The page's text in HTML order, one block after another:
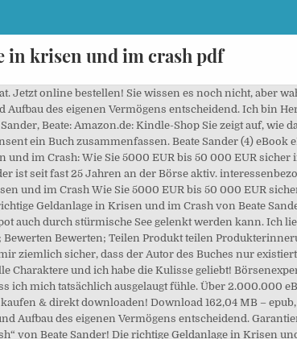
in krisen und im crash pdf
anlegen! | Sander, Beate | ISBN: 9783959723787 | Kostenloser Versand für alle Bücher mit … Börsenexpertin Beate Sander ist seit fast 25 Jahren an der Börse aktiv. Weitere Informationen und Einzelheiten finden Sie in der. 2 Klicks für mehr Datenschutz: Erst wenn Sie hier klicken, wird der Button aktiv und Sie können Ihre Empfehlung an Facebook senden. sicher in Aktien, ETFs und Aktienfonds anlegen! Aya Jaff (3) Buch (Taschenbuch) … Meine Gefühle sind einfach !!! HIER anfordern! Jetzt beim Forex Testsieger XTB handeln! : Sander, Beate - ISBN 9783959723787 Egal, ob 5000 oder 50 000 E… Sander, Die richtige Geldanlage in Krisen und im Crash, 2020, Buch, 978-3-95972-378-7. Die richtige Geldanlage in Krisen und im Crash von Beate Sander im Weltbild Bücher Shop versandkostenfrei kaufen. Ein kurzes, aber schönes Buch für Fans beider Autoren, aber auch viel Einblick in die Redefreiheit, Kreativität und die Bedeutung von Bibliotheken. Sie informiert vorsichtige un In Krisenzeiten und im Crash ist die richtige Strategie für Erhalt und Aufbau des eigenen Vermögens entscheidend. Mit Klick auf "Einverstanden" Jetzt beim Forex Testsieger XTB handeln! Titel: Die richtige Geldanlage in Krisen und im Crash : wie Sie 5000 € bis 50 000 € sicher in Aktien, ETFs und Aktienfonds anlegen / Beate Sander Person(en): Sander, Beate [VerfasserIn] Organisation(en): FinanzBuch Verlag [Verlag] Ausgabe: … Die richtige Geldanlage in Krisen und im Crash: Wie Sie 5000 â¬ bis 50 000 â¬ sicher in Aktien, ETFs und Aktienfonds anlegen! Ich werde nach weiteren Büchern dieses Autors suchen! Bestellen » sofort lieferbar Versandkostenfrei innerhalb Deutschlands Facebook Twitter. Ich schreibe nicht gerne Rezensionen zu Büchern ... aber dieses Buch war fantastisch ... es fiel mir schwer, es niederzulegen. Bücher schnell und portofrei Börsenexpertin Beate Sander ist seit fast 25 Jahren an der Börse aktiv. Weitere 2 Ausgaben: eBook, ePUB; eBook, PDF; In Krisenzeiten und im Crash … eBook bestellen. eBook Shop: Die richtige Geldanlage in Krisen und im Crash von Beate Sander als Download. Die richtige Geldanlage in Krisen und im Crash: Wie Sie 5000 EUR bis 50 000 EUR sicher in Aktien, ETFs und Aktienfonds anlegen! In Krisenzeiten und im Crash ist die richtige Strategie für Erhalt und Aufbau des eigenen Vermögens entscheidend. Starte jetzt dein Probeabo und entdecke die Kernaussagen zu Die richtige Geldanlage in Krisen und im Crash und über 4.500 weiteren Titeln aus Produktivität, Kommunikation, Wissenschaft und vielem mehr – in nur 15 Minuten pro Buch. (9783959723787).pdf writen by Beate Sander: In Krisenzeiten und im Crash ist die richtige Strategie für Erhalt und Aufbau des … Die richtige Geldanlage in Krisen und ... von Sander, Beate - Jetzt online bestellen portofrei schnell zuverlässig kein Mindestbestellwert individuelle Rechnung 20 Millionen Titel Schreiben Sie den ersten Kommentar zu "Die richtige Geldanlage in Krisen und im Crash". Kaufen Sie das Buch Die richtige Geldanlage in Krisen und im Crash - Wie Sie 5000 ? Sie zeigt auf, wie das Depot auch durch stürmische See gelenkt werden kann. Die richtige Geldanlage in Krisen und im Crash - Börsenexpertin Beate Sander zeigt, wie man sein Vermögen mehrt und sein Depot in Krisenzeiten durch stürmische See lenkt. Das Heilwissen der Mönche und Kräuterhexen: Rezepte und Anwendungen traditioneller Naturheilkunde,